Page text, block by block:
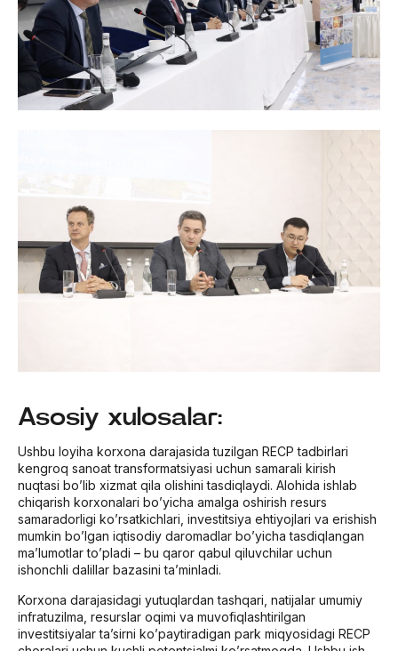
Asosiy xulosalar:
Ushbu loyiha korxona darajasida tuzilgan RECP tadbirlari
kengroq sanoat transformatsiyasi uchun samarali kirish
nuqtasi bo’lib xizmat qila olishini tasdiqlaydi. Alohida ishlab
chiqarish korxonalari bo’yicha amalga oshirish resurs
samaradorligi ko’rsatkichlari, investitsiya ehtiyojlari va erishish
mumkin bo’lgan iqtisodiy daromadlar bo’yicha tasdiqlangan
ma’lumotlar to’pladi – bu qaror qabul qiluvchilar uchun
ishonchli dalillar bazasini ta’minladi.
Korxona darajasidagi yutuqlardan tashqari, natijalar umumiy
infratuzilma, resurslar oqimi va muvofiqlashtirilgan
investitsiyalar ta’sirni ko’paytiradigan park miqyosidagi RECP